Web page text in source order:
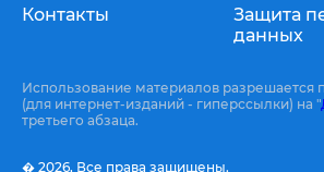
Контакты
Защита
данных
Использование материалов разрешается
(для интернет-изданий - гиперссылки) на "
третьего абзаца.
� 2026, Все права защищены.